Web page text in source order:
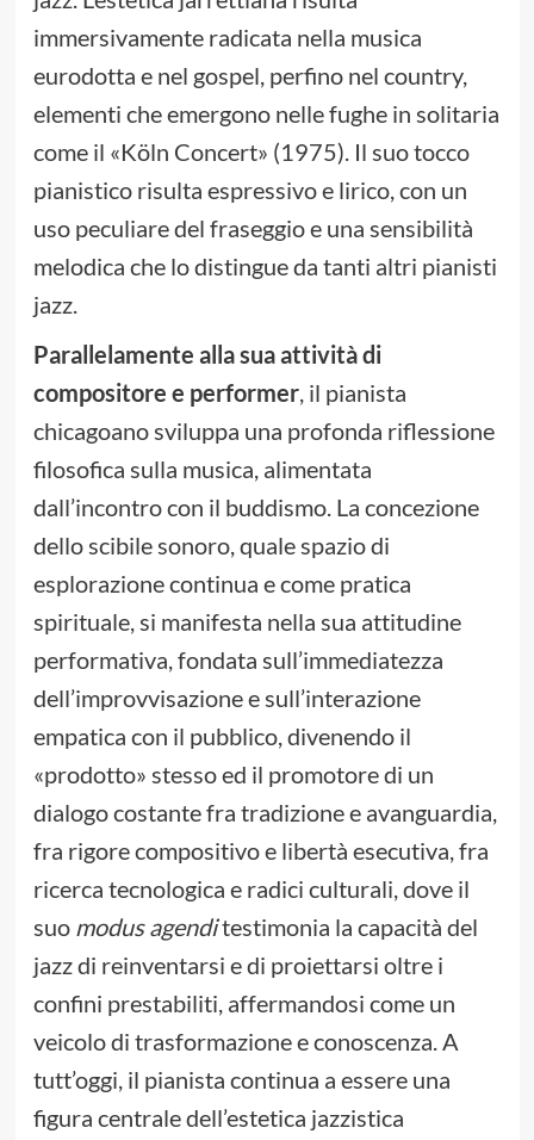
immersivamente radicata nella musica
eurodotta e nel gospel, perfino nel country,
elementi che emergono nelle fughe in solitaria
come il «Köln Concert» (1975). Il suo tocco
pianistico risulta espressivo e lirico, con un
uso peculiare del fraseggio e una sensibilità
melodica che lo distingue da tanti altri pianisti
jazz.
Parallelamente alla sua attività di
compositore e performer, il pianista
chicagoano sviluppa una profonda riflessione
filosofica sulla musica, alimentata
dall’incontro con il buddismo. La concezione
dello scibile sonoro, quale spazio di
esplorazione continua e come pratica
spirituale, si manifesta nella sua attitudine
performativa, fondata sull’immediatezza
dell’improvvisazione e sull’interazione
empatica con il pubblico, divenendo il
«prodotto» stesso ed il promotore di un
dialogo costante fra tradizione e avanguardia,
fra rigore compositivo e libertà esecutiva, fra
ricerca tecnologica e radici culturali, dove il
suo modus agenditestimonia la capacità del
jazz di reinventarsi e di proiettarsi oltre i
confini prestabiliti, affermandosi come un
veicolo di trasformazione e conoscenza. A
tutt’oggi, il pianista continua a essere una
figura centrale dell’estetica jazzistica